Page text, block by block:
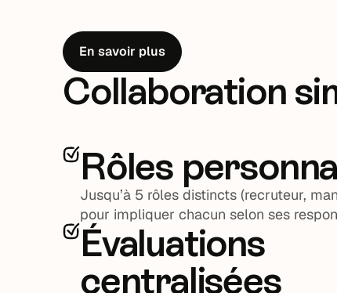
En savoir plus
Collaboration
Rôles
Jusqu’à 5 rôles distincts (recruteur,
pour impliquer chacun selon ses
Évaluations
centralisées